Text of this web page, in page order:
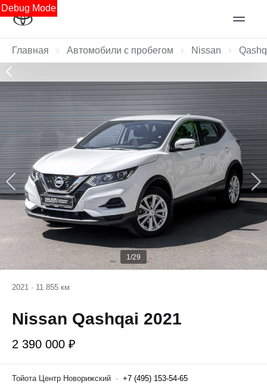
Debug Mode
Главная Автомобили с пробегом Nissan
1/29
2021 · 11 855 км
Nissan Qashqai 2021
2 390 000 ₽
Тойота Центр Новорижский · +7 (495) 153-54-65